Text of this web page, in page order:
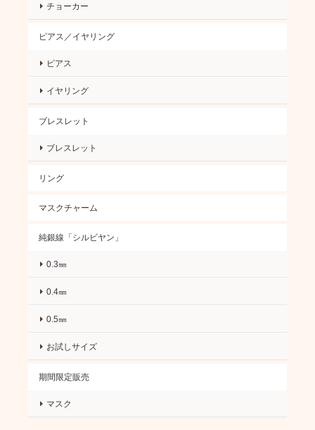
チョーカー
ピアス／イヤリング
ピアス
イヤリング
ブレスレット
ブレスレット
リング
マスクチャーム
純銀線「シルビヤン」
0.3㎜
0.4㎜
0.5㎜
お試しサイズ
期間限定販売
マスク